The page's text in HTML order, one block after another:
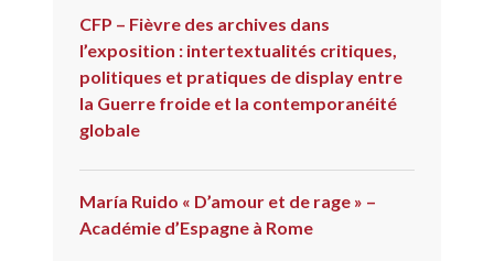
CFP – Fièvre des archives dans
l’exposition : intertextualités critiques,
politiques et pratiques de display entre
la Guerre froide et la contemporanéité
globale
María Ruido « D’amour et de rage » –
Académie d’Espagne à Rome